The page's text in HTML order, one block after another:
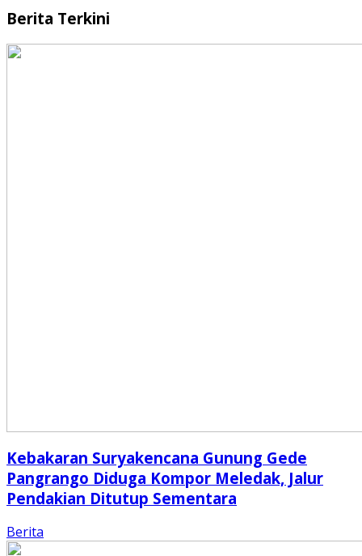
Berita Terkini
Kebakaran Suryakencana Gunung Gede
Pangrango Diduga Kompor Meledak, Jalur
Pendakian Ditutup Sementara
Berita